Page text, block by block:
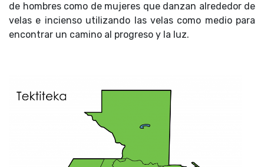
de hombres como de mujeres que danzan alrededor de
velas e incienso utilizando las velas como medio para
encontrar un camino al progreso y la luz.